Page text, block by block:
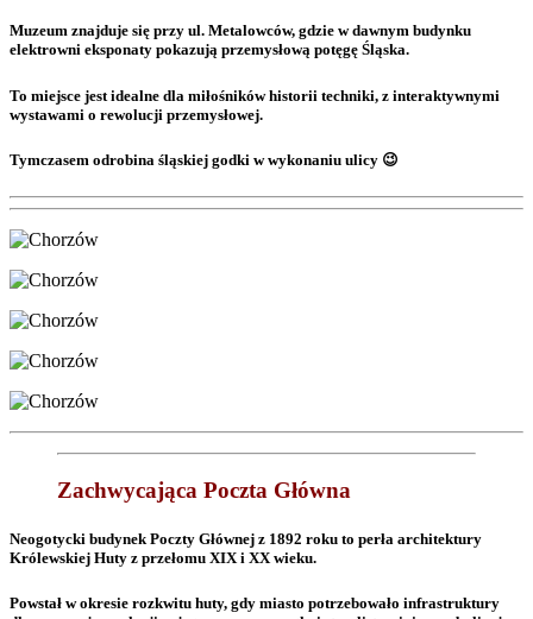
Muzeum znajduje się przy ul. Metalowców, gdzie w dawnym budynku
elektrowni eksponaty pokazują przemysłową potęgę Śląska.
To miejsce jest idealne dla miłośników historii techniki, z interaktywnymi
wystawami o rewolucji przemysłowej.
Tymczasem odrobina śląskiej godki w wykonaniu ulicy 😉
Zachwycająca Poczta Główna
Neogotycki budynek Poczty Głównej z 1892 roku to perła architektury
Królewskiej Huty z przełomu XIX i XX wieku.
Powstał w okresie rozkwitu huty, gdy miasto potrzebowało infrastruktury